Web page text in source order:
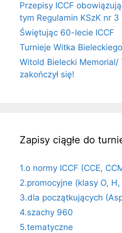
Przepisy ICCF
tym Regulamin KSzK nr 3
Świętując 60-lecie ICCF
Turnieje Witka Bieleckiego
Witold Bielecki Memorial/
zakończył się!
Zapisy ciągłe do
1.o normy ICCF (CCE,
2.promocyjne (klasy O, H,
3.dla początkujących
4.szachy 960
5.tematyczne